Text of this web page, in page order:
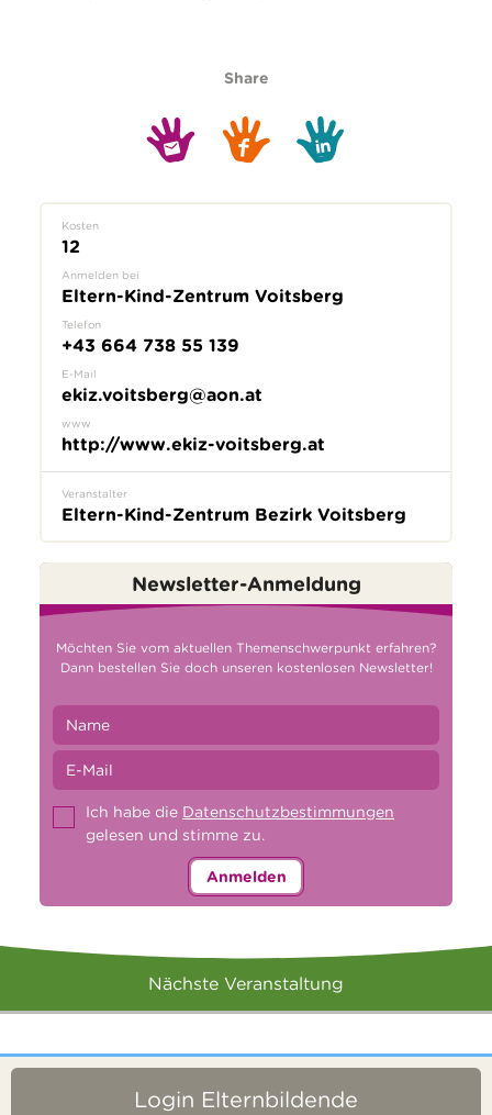
Share
Kosten
12
Anmelden bei
Eltern-Kind-Zentrum Voitsberg
Telefon
+43 664 738 55 139
E-Mail
ekiz.voitsberg@aon.at
www
http://www.ekiz-voitsberg.at
Veranstalter
Eltern-Kind-Zentrum Bezirk Voitsberg
Newsletter-Anmeldung
Möchten Sie vom aktuellen Themenschwerpunkt erfahren?
Dann bestellen Sie doch unseren kostenlosen Newsletter!
Ich habe die Datenschutzbestimmungen
gelesen und stimme zu.
Anmelden
Nächste Veranstaltung
Login Elternbildende